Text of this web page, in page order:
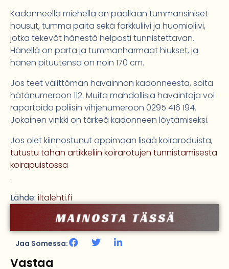
Kadonneella miehellä on päällään tummansiniset
housut, tumma paita sekä farkkuliivi ja huomioliivi,
jotka tekevät hänestä helposti tunnistettavan.
Hänellä on parta ja tummanharmaat hiukset, ja
hänen pituutensa on noin 170 cm.
Jos teet välittömän havainnon kadonneesta, soita
hätänumeroon 112. Muita mahdollisia havaintoja voi
raportoida poliisin vihjenumeroon 0295 416 194.
Jokainen vinkki on tärkeä kadonneen löytämiseksi.
Jos olet kiinnostunut oppimaan lisää koiraroduista,
tutustu tähän artikkeliin koirarotujen tunnistamisesta
koirapuistossa
.
Lähde: iltalehti.fi
Jaa Somessa:
Vastaa